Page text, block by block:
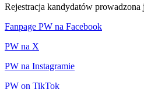
Rejestracja kandydatów prowadzona
Fanpage PW na Facebook
PW na X
PW na Instagramie
PW on TikTok